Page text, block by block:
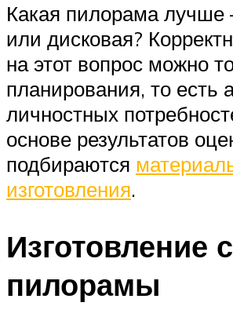
Какая пилорама лучше
или дисковая?
на этот вопрос можно
планирования, то есть
личностных
основе результатов
подбираются
изготовления.
Изготовление
пилорамы